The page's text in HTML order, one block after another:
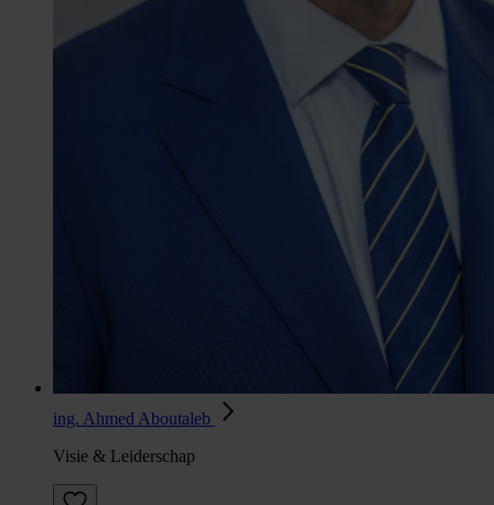
ing. Ahmed Aboutaleb
Visie & Leiderschap